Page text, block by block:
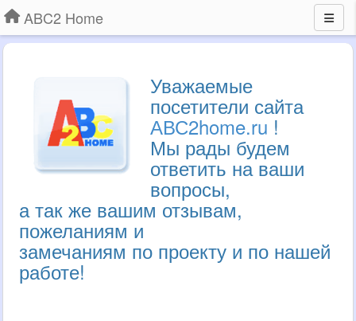
ABC2 Home
Уважаемые
посетители сайта
АВС2home.ru !
Мы рады будем
ответить на ваши
вопросы,
а так же вашим отзывам,
пожеланиям и
замечаниям по проекту и по нашей
работе!